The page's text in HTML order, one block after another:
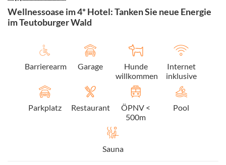
Wellnessoase im 4* Hotel: Tanken Sie neue Energie
im Teutoburger Wald
Barrierearm Garage
Hunde
willkommen
Internet
inklusive
Parkplatz Restaurant
ÖPNV <
500m
Pool
Sauna